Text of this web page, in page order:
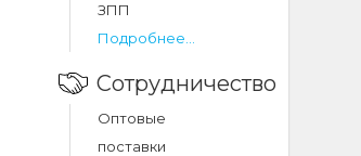
ЗПП
Подробнее...
Сотрудничество
Оптовые
поставки